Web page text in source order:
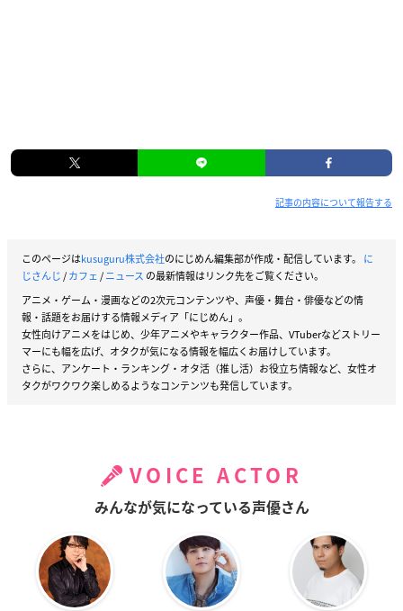
記事の内容について報告する
このページはkusuguru株式会社のにじめん編集部が作成・配信しています。 に
じさんじ/カフェ/ニュース の最新情報はリンク先をご覧ください。
アニメ・ゲーム・漫画などの2次元コンテンツや、声優・舞台・俳優などの情
報・話題をお届けする情報メディア「にじめん」。
女性向けアニメをはじめ、少年アニメやキャラクター作品、VTuberなどストリー
マーにも幅を広げ、オタクが気になる情報を幅広くお届けしています。
さらに、アンケート・ランキング・オタ活（推し活）お役立ち情報など、女性オ
タクがワクワク楽しめるようなコンテンツも発信しています。
VOICE ACTOR
みんなが気になっている声優さん